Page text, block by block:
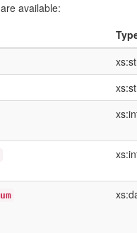
available: